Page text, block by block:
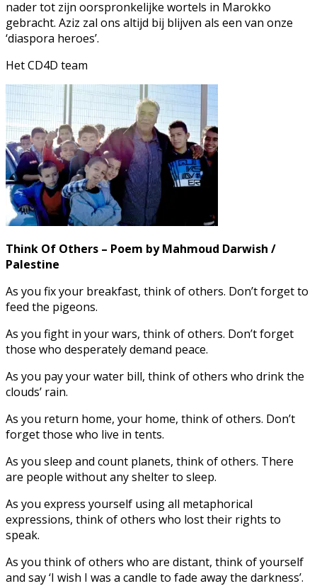
nader tot zijn oorspronkelijke wortels in Marokko
gebracht. Aziz zal ons altijd bij blijven als een van onze
‘diaspora heroes’.
Het CD4D team
Think Of Others – Poem by Mahmoud Darwish /
Palestine
As you fix your breakfast, think of others. Don’t forget to
feed the pigeons.
As you fight in your wars, think of others. Don’t forget
those who desperately demand peace.
As you pay your water bill, think of others who drink the
clouds’ rain.
As you return home, your home, think of others. Don’t
forget those who live in tents.
As you sleep and count planets, think of others. There
are people without any shelter to sleep.
As you express yourself using all metaphorical
expressions, think of others who lost their rights to
speak.
As you think of others who are distant, think of yourself
and say ‘I wish I was a candle to fade away the darkness’.